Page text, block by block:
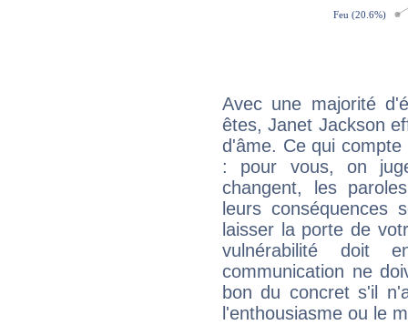
Avec une majorité
êtes, Janet Jackson
d'âme. Ce qui
: pour vous, on
changent, les
leurs conséquences
laisser la porte de
vulnérabilité doit
communication ne
bon du concret s'il
l'enthousiasme ou le